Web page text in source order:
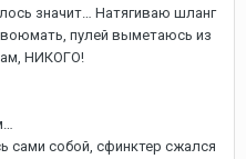
значит… Натягиваю шланг
пулей выметаюсь из
НИКОГО!
сами собой, сфинктер сжался